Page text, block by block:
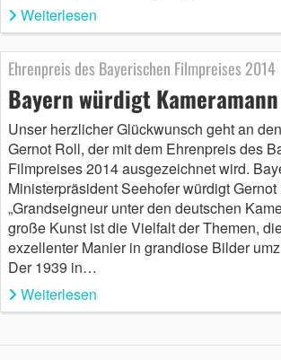
Weiterlesen
Ehrenpreis des Bayerischen Filmpreises 2014
Bayern würdigt
Unser herzlicher Glückwunsch geht an
Gernot Roll, der mit dem Ehrenpreis des
Filmpreises 2014 ausgezeichnet wird.
Ministerpräsident Seehofer würdigt
„Grandseigneur unter den deutschen
große Kunst ist die Vielfalt der Themen,
exzellenter Manier in grandiose Bilder
Der 1939 in…
Weiterlesen